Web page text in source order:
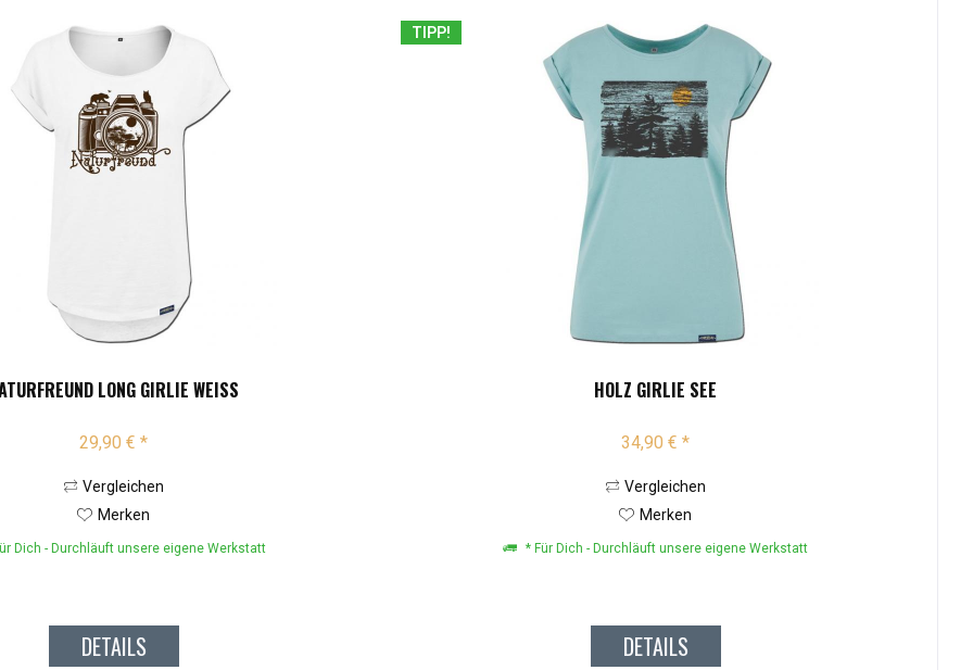
LONG GIRLIE WEISS
29,90 € *
Vergleichen
Merken
Dich - Durchläuft unsere eigene Werkstatt
DETAILS
TIPP!
HOLZ GIRLIE SEE
34,90 € *
Vergleichen
Merken
* Für Dich - Durchläuft unsere eigene Werkstatt
DETAILS